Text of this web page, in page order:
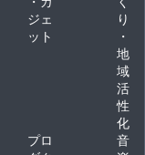
ジェ
ット
り
・
地
域
活
性
化
プロ
音